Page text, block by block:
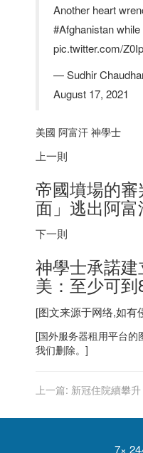
Another heart
#Afghanistan
pic.twitter.com/
— Sudhir
August 17, 2021
美國 阿富汗 神學士
上一則
帝國墳場的
面」逃出阿富
下一則
神學士承諾
美：至少可到
[图文来源于网络,如有
[国外服务器租用平台的
我们删除。]
上一篇: 新冠住院續攀升 紐
7×